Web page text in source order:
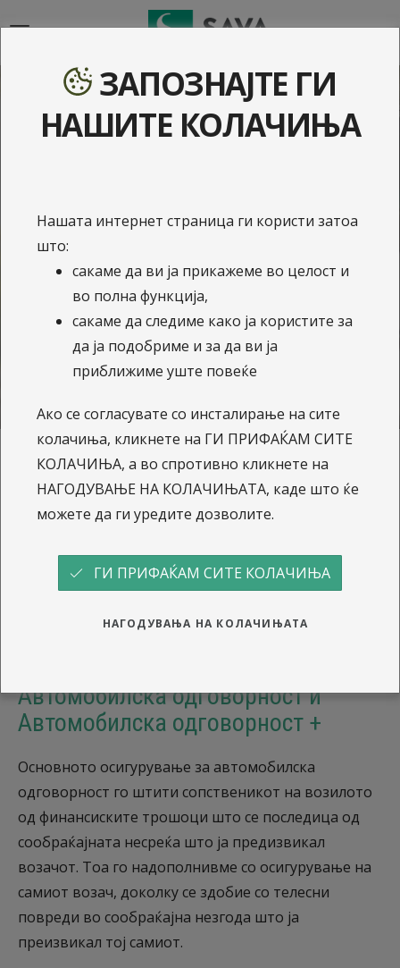
Осигурување на
Најкомплетно покритие за осигурување на
24/7 автомобилска асистенција - помош на
патот, таму каде што е возилото.
Можност за технички преглед и регистрација
во „Сава стејшн“
Сава - Осигурување на
возила
Интензивното користење на службените возила
Затоа подготвивме повеќе видови на покритија
Автомобилска одговорност и
Автомобилска одговорност +
Основното осигурување за автомобилска
одговорност го штити сопственикот на возилото
од финансиските трошоци што се последица од
сообраќајната несреќа што ја предизвикал
возачот. Тоа го надополнивме со осигурување на
самиот возач, доколку се здобие со телесни
повреди во сообраќајна незгода што ја
преизвикал тој самиот.
ЗАПОЗНАЈТЕ ГИ
НАШИТЕ КОЛАЧИЊА
Нашата интернет страница ги користи затоа
што:
сакаме да ви ја прикажеме во целост и
во полна функција,
сакаме да следиме како ја користите за
да ја подобриме и за да ви ја
приближиме уште повеќе
Ако се согласувате со инсталирање на сите
колачиња, кликнете на ГИ ПРИФАЌАМ СИТЕ
КОЛАЧИЊА, а во спротивно кликнете на
НАГОДУВАЊЕ НА КОЛАЧИЊАТА, каде што ќе
можете да ги уредите дозволите.
ГИ ПРИФАЌАМ СИТЕ КОЛАЧИЊА
НАГОДУВАЊА НА КОЛАЧИЊАТА